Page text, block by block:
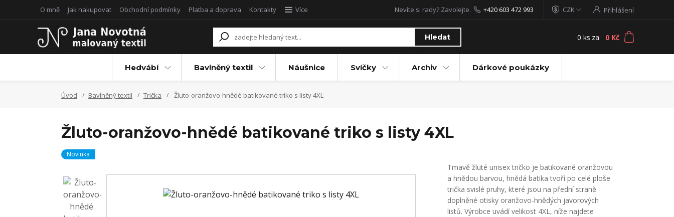
O mně Jak nakupovat Obchodní podmínky Platba a doprava Kontakty Více CZK Přihlášení
Hledat
Nevíte si rady? Zavolejte. +420 603 472 993
0 ks za 0 Kč
Hedvábí Bavlněný textil Náušnice Svíčky Archiv Dárkové poukázky
Úvod Bavlněný textil Trička Žluto-oranžovo-hnědé batikované triko s listy 4XL
Žluto-oranžovo-hnědé batikované triko s listy 4XL
Novinka
Tmavě žluté unisex tričko je batikované oranžovou
a hnědou barvou, hnědá batika tvoří po celé ploše
trička svislé pruhy, které jsou na přední straně
doplněné otisky oranžovo-hnědých javorových
listů. Výrobce uvádí velikost 4XL, níže najdete